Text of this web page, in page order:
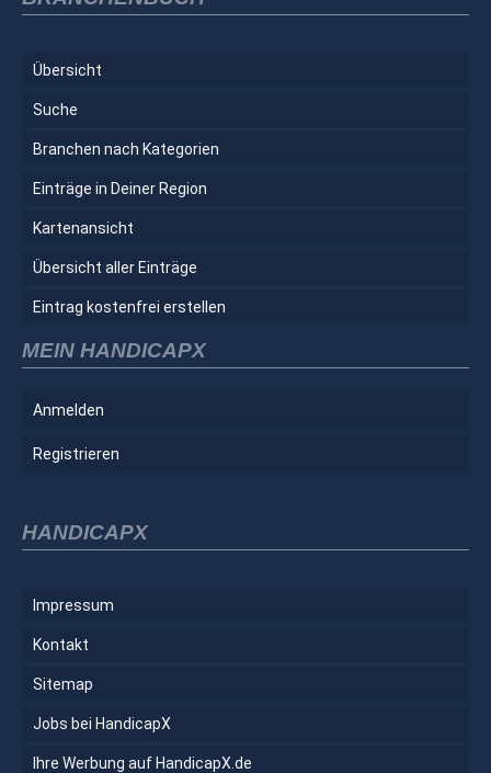
Übersicht
Suche
Branchen nach Kategorien
Einträge in Deiner Region
Kartenansicht
Übersicht aller Einträge
Eintrag kostenfrei erstellen
MEIN HANDICAPX
Anmelden
Registrieren
HANDICAPX
Impressum
Kontakt
Sitemap
Jobs bei HandicapX
Ihre Werbung auf HandicapX.de